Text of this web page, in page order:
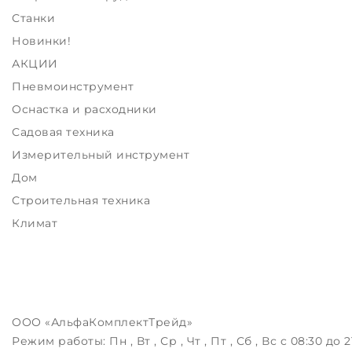
Станки
Новинки!
АКЦИИ
Пневмоинструмент
Оснастка и расходники
Садовая техника
Измерительный инструмент
Дом
Строительная техника
Климат
ООО «АльфаКомплектТрейд»
Режим работы: Пн , Вт , Ср , Чт , Пт , Сб , Вс c 08:30 до